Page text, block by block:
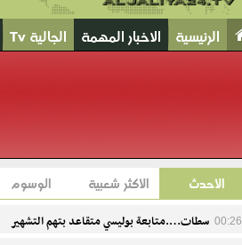
الرئيسية الاخبار المهمة الجالية Tv
الأحدث الأكثر شعبية الوسوم
00:26 سطات….متابعة بوليسي متقاعد بتهم التشهير